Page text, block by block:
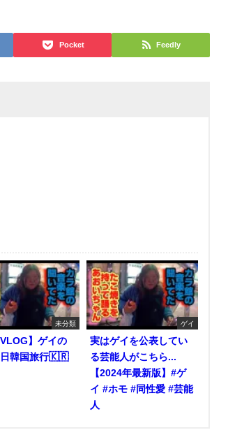
Pocket Feedly
未分類
VLOG】ゲイの
日韓国旅行🇰🇷
ゲイ
実はゲイを公表してい
る芸能人がこちら...
【2024年最新版】#ゲ
イ #ホモ #同性愛 #芸能
人